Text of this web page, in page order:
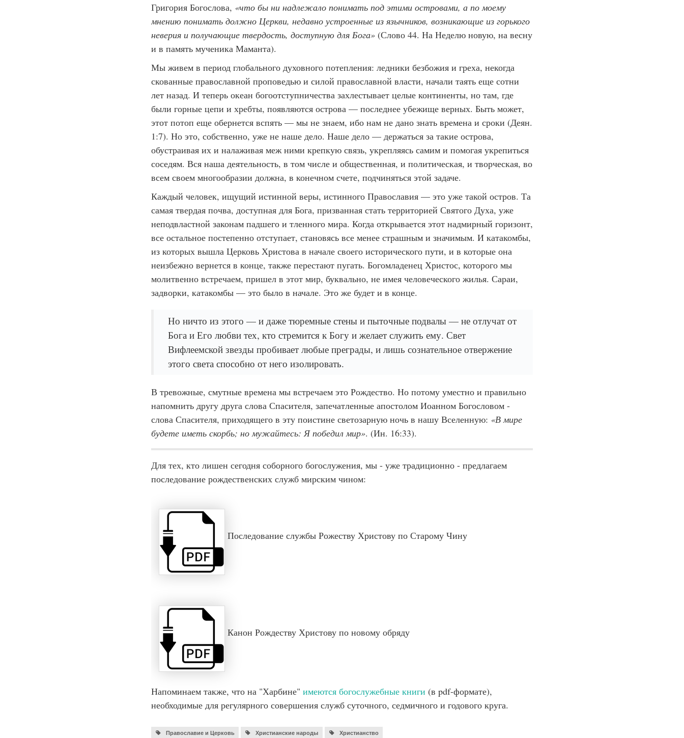
Григория Богослова, «что бы ни надлежало понимать под этими островами, а по моему
мнению понимать должно Церкви, недавно устроенные из язычников, возникающие из горького
неверия и получающие твердость, доступную для Бога» (Слово 44. На Неделю новую, на весну
и в память мученика Маманта).
Мы живем в период глобального духовного потепления: ледники безбожия и греха, некогда
скованные православной проповедью и силой православной власти, начали таять еще сотни
лет назад. И теперь океан богоотступничества захлестывает целые континенты, но там, где
были горные цепи и хребты, появляются острова — последнее убежище верных. Быть может,
этот потоп еще обернется вспять — мы не знаем, ибо нам не дано знать времена и сроки (Деян.
1:7). Но это, собственно, уже не наше дело. Наше дело — держаться за такие острова,
обустраивая их и налаживая меж ними крепкую связь, укрепляясь самим и помогая укрепиться
соседям. Вся наша деятельность, в том числе и общественная, и политическая, и творческая, во
всем своем многообразии должна, в конечном счете, подчиняться этой задаче.
Каждый человек, ищущий истинной веры, истинного Православия — это уже такой остров. Та
самая твердая почва, доступная для Бога, призванная стать территорией Святого Духа, уже
неподвластной законам падшего и тленного мира. Когда открывается этот надмирный горизонт,
все остальное постепенно отступает, становясь все менее страшным и значимым. И катакомбы,
из которых вышла Церковь Христова в начале своего исторического пути, и в которые она
неизбежно вернется в конце, также перестают пугать. Богомладенец Христос, которого мы
молитвенно встречаем, пришел в этот мир, буквально, не имея человеческого жилья. Сараи,
задворки, катакомбы — это было в начале. Это же будет и в конце.
Но ничто из этого — и даже тюремные стены и пыточные подвалы — не отлучат от
Бога и Его любви тех, кто стремится к Богу и желает служить ему. Свет
Вифлеемской звезды пробивает любые преграды, и лишь сознательное отвержение
этого света способно от него изолировать.
В тревожные, смутные времена мы встречаем это Рождество. Но потому уместно и правильно
напомнить другу друга слова Спасителя, запечатленные апостолом Иоанном Богословом -
слова Спасителя, приходящего в эту поистине светозарную ночь в нашу Вселенную: «В мире
будете иметь скорбь; но мужайтесь: Я победил мир». (Ин. 16:33).
Для тех, кто лишен сегодня соборного богослужения, мы - уже традиционно - предлагаем
последование рождественских служб мирским чином:
Последование службы Рожеству Христову по Старому Чину
Канон Рождеству Христову по новому обряду
Напоминаем также, что на "Харбине" имеются богослужебные книги (в pdf-формате),
необходимые для регулярного совершения служб суточного, седмичного и годового круга.
Православие и Церковь Христианские народы Христианство